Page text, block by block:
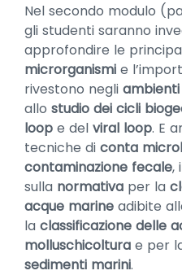
Nel secondo modulo
gli studenti saranno
approfondire le
microrganismi e
rivestono negli
allo studio dei cicli
loop e del viral loop. E
tecniche di conta
contaminazione fecale,
sulla normativa per la
acque marine adibite
la classificazione delle
molluschicoltura e per
sedimenti marini.